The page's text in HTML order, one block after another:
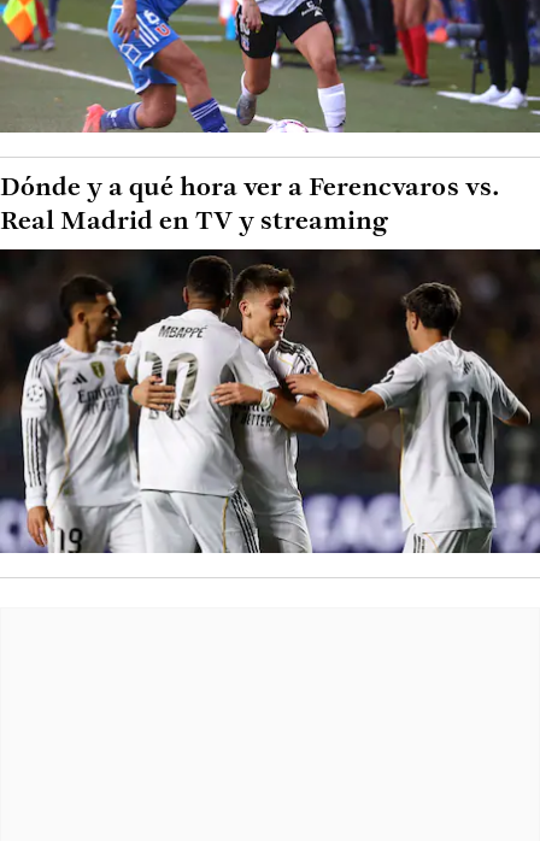
Dónde y a qué hora ver a Ferencvaros vs.
Real Madrid en TV y streaming